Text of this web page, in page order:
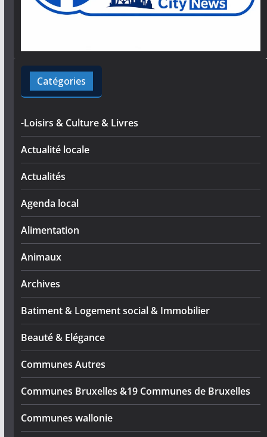
Catégories
-Loisirs & Culture & Livres
Actualité locale
Actualités
Agenda local
Alimentation
Animaux
Archives
Batiment & Logement social & Immobilier
Beauté & Elégance
Communes Autres
Communes Bruxelles &19 Communes de Bruxelles
Communes wallonie